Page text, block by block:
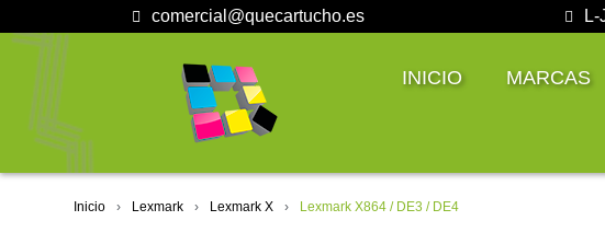
comercial@quecartucho.es
INICIO MARCAS
Inicio Lexmark Lexmark X Lexmark X864 / DE3 / DE4